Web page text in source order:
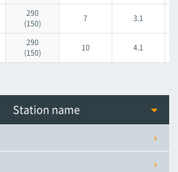
290
(150)
7 3.1
290
(150)
10 4.1
Station name